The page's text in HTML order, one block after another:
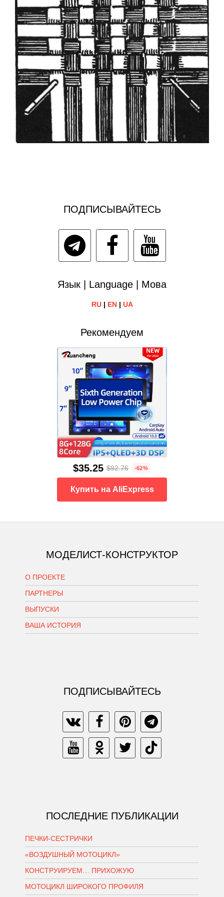
ПОДПИСЫВАЙТЕСЬ
Язык | Language | Мова
RU| EN| UA
Рекомендуем
$35.25 $92.76 -62%
Купить на AliExpress
МОДЕЛИСТ-КОНСТРУКТОР
О ПРОЕКТЕ
ПАРТНЕРЫ
ВЫПУСКИ
ВАША ИСТОРИЯ
ПОДПИСЫВАЙТЕСЬ
ПОСЛЕДНИЕ ПУБЛИКАЦИИ
ПЕЧКИ-СЕСТРИЧКИ
«ВОЗДУШНЫЙ МОТОЦИКЛ»
КОНСТРУИРУЕМ… ПРИХОЖУЮ
МОТОЦИКЛ ШИРОКОГО ПРОФИЛЯ